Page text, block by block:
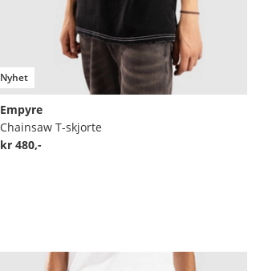
Nyhet
Empyre
Chainsaw T-skjorte
kr 480,-